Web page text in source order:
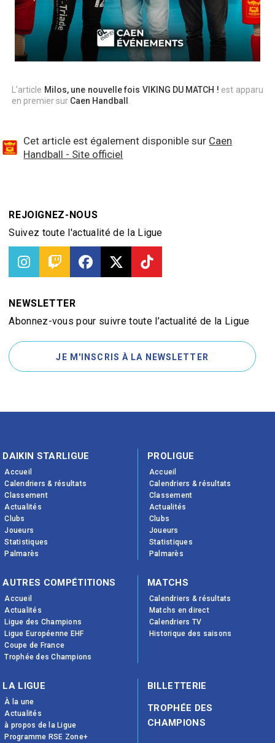
L’article Milos, une nouvelle fois VIKING DU MATCH ! est apparu
en premier sur Caen Handball
Cet article est également disponible sur Caen
Handball - Site officiel
REJOIGNEZ-NOUS
Suivez toute l'actualité de la Ligue
NEWSLETTER
Abonnez-vous pour suivre toute l’actualité de la Ligue
JE M'INSCRIS À LA NEWSLETTER
DAIKIN STARLIGUE
Accueil
Calendriers & résultats
Classement
Actualités
Clubs
Joueurs
Statistiques
Palmarès
PROLIGUE
Accueil
Calendriers & résultats
Classement
Actualités
Clubs
Joueurs
Statistiques
Palmarès
AUTRES COMPÉTITIONS
Accueil
Actualités
Ligue des Champions
Ligue Européenne EHF
Coupe de France
Trophée des Champions
MATCHS
Calendriers & résultats
Matchs en direct
Calendriers TV
Historique des saisons
LA LIGUE
À la une
Actualités
à propos de la Ligue
Programme RSE Zone+
BILLETTERIE
TROPHÉE DES
CHAMPIONS